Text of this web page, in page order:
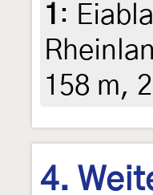
1 :
158 m,
4.